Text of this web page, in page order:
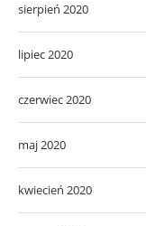
sierpień 2020
lipiec 2020
czerwiec 2020
maj 2020
kwiecień 2020